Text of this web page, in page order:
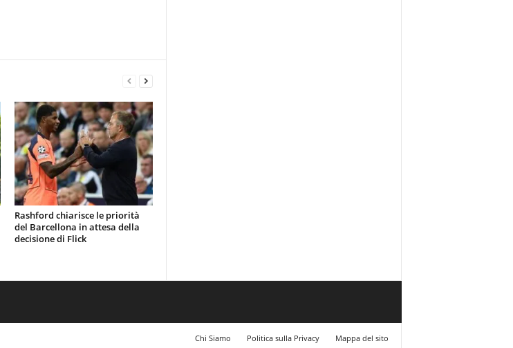
Rashford chiarisce le priorità
del Barcellona in attesa della
decisione di Flick
Chi Siamo Politica sulla Privacy Mappa del sito